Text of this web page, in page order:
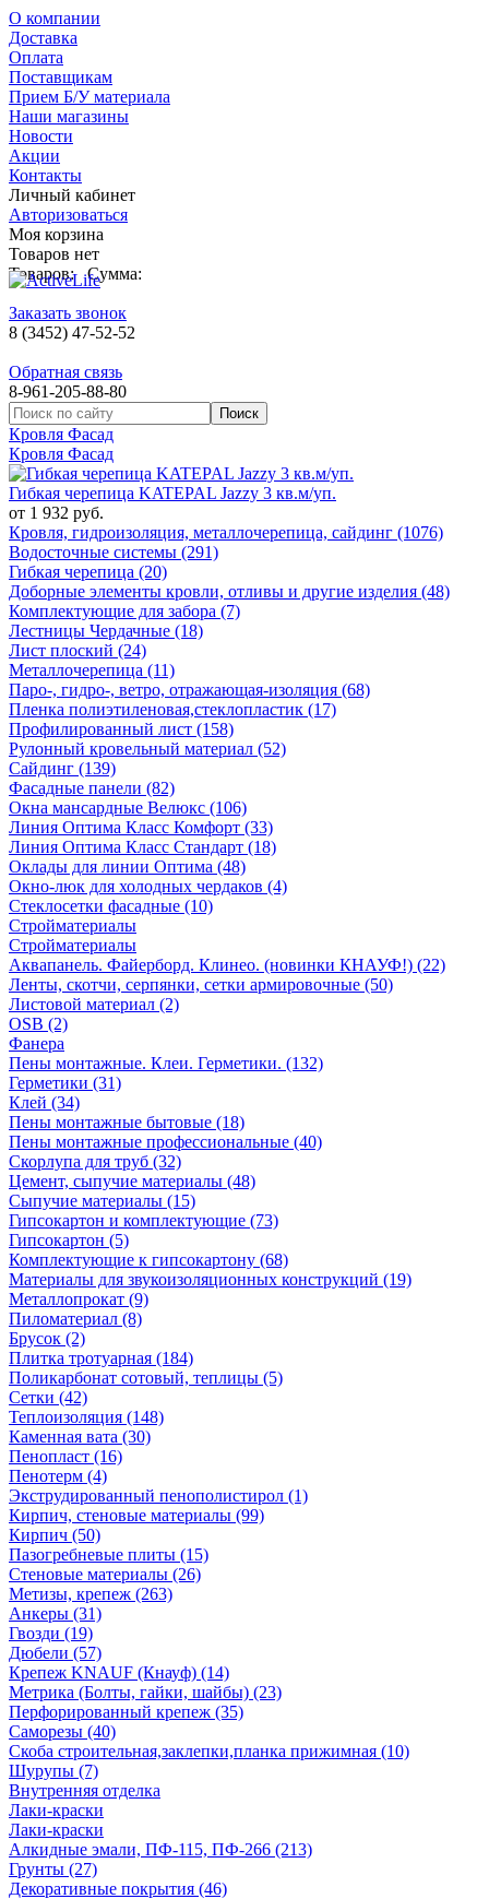
О компании
Доставка
Оплата
Поставщикам
Прием Б/У материала
Наши магазины
Новости
Акции
Контакты
Личный кабинет
Авторизоваться
Моя корзина
Товаров нет
Товаров: Сумма:
Заказать звонок
8 (3452) 47-52-52
Обратная связь
8-961-205-88-80
Кровля Фасад
Кровля Фасад
Гибкая черепица KATEPAL Jazzy 3 кв.м/уп.
от 1 932 руб.
Кровля, гидроизоляция, металлочерепица, сайдинг (1076)
Водосточные системы (291)
Гибкая черепица (20)
Доборные элементы кровли, отливы и другие изделия (48)
Комплектующие для забора (7)
Лестницы Чердачные (18)
Лист плоский (24)
Металлочерепица (11)
Паро-, гидро-, ветро, отражающая-изоляция (68)
Пленка полиэтиленовая,стеклопластик (17)
Профилированный лист (158)
Рулонный кровельный материал (52)
Сайдинг (139)
Фасадные панели (82)
Окна мансардные Велюкс (106)
Линия Оптима Класс Комфорт (33)
Линия Оптима Класс Стандарт (18)
Оклады для линии Оптима (48)
Окно-люк для холодных чердаков (4)
Стеклосетки фасадные (10)
Стройматериалы
Стройматериалы
Аквапанель. Файерборд. Клинео. (новинки КНАУФ!) (22)
Ленты, скотчи, серпянки, сетки армировочные (50)
Листовой материал (2)
OSB (2)
Фанера
Пены монтажные. Клеи. Герметики. (132)
Герметики (31)
Клей (34)
Пены монтажные бытовые (18)
Пены монтажные профессиональные (40)
Скорлупа для труб (32)
Цемент, сыпучие материалы (48)
Сыпучие материалы (15)
Гипсокартон и комплектующие (73)
Гипсокартон (5)
Комплектующие к гипсокартону (68)
Материалы для звукоизоляционных конструкций (19)
Металлопрокат (9)
Пиломатериал (8)
Брусок (2)
Плитка тротуарная (184)
Поликарбонат сотовый, теплицы (5)
Сетки (42)
Теплоизоляция (148)
Каменная вата (30)
Пенопласт (16)
Пенотерм (4)
Экструдированный пенополистирол (1)
Кирпич, стеновые материалы (99)
Кирпич (50)
Пазогребневые плиты (15)
Стеновые материалы (26)
Метизы, крепеж (263)
Анкеры (31)
Гвозди (19)
Дюбели (57)
Крепеж KNAUF (Кнауф) (14)
Метрика (Болты, гайки, шайбы) (23)
Перфорированный крепеж (35)
Саморезы (40)
Скоба строительная,заклепки,планка прижимная (10)
Шурупы (7)
Внутренняя отделка
Лаки-краски
Лаки-краски
Алкидные эмали, ПФ-115, ПФ-266 (213)
Грунты (27)
Декоративные покрытия (46)